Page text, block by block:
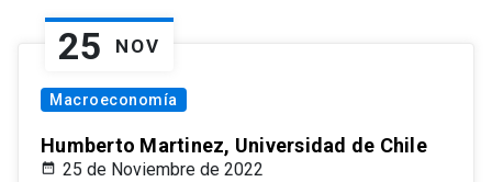
25 NOV
Macroeconomía
Humberto Martinez, Universidad de Chile
25 de Noviembre de 2022